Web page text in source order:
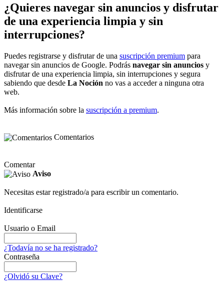
¿Quieres navegar sin anuncios y disfrutar
de una experiencia limpia y sin
interrupciones?
Puedes registrarse y disfrutar de una suscripción premium para
navegar sin anuncios de Google. Podrás navegar sin anuncios y
disfrutar de una experiencia limpia, sin interrupciones y segura
sabiendo que desde La Noción no vas a acceder a ninguna otra
web.
Más información sobre la suscripción a premium.
Comentarios
Comentar
Aviso
Necesitas estar registrado/a para escribir un comentario.
Identificarse
Usuario o Email
¿Todavía no se ha registrado?
Contraseña
¿Olvidó su Clave?